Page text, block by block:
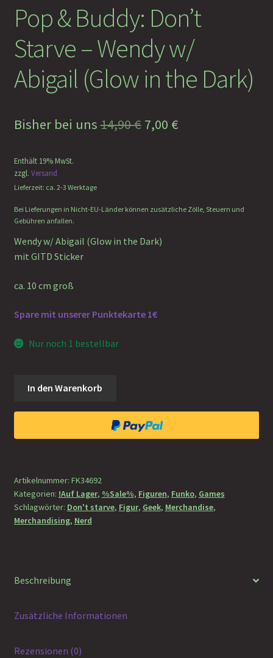
Faramotos Sammelmünzen – Das Belohnungssystem für
wahre Passagiere
Pop & Buddy: Don’t
Starve – Wendy w/
Abigail (Glow in the Dark)
Bisher bei uns 14,90€ Ursprünglicher
7,00 €Aktueller
Enthält 19% MwSt.
zzgl. Versand
Lieferzeit: ca. 2-3 Werktage
Bei Lieferungen in Nicht-EU-Länder können zusätzliche Zölle, Steuern und
Gebühren anfallen.
Wendy w/ Abigail (Glow in the Dark)
mit GITD Sticker
ca. 10 cm groß
Spare mit unserer Punktekarte 1€
Nur noch 1 bestellbar
Buddy:
Starve
Abigail
(Glow
Menge
In den Warenkorb
Artikelnummer: FK34692
Kategorien: !Auf Lager, %Sale%, Figuren, Funko, Games
Schlagwörter: Don't starve, Figur, Geek, Merchandise,
Merchandising, Nerd
Beschreibung
Zusätzliche Informationen
Rezensionen (0)